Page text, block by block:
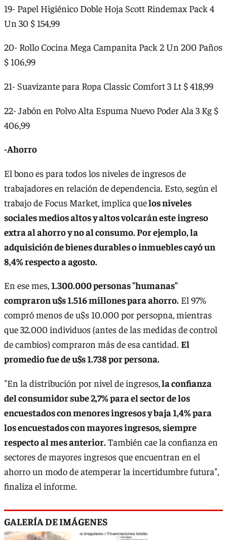
19- Papel Higiénico Doble Hoja Scott Rindemax Pack 4
Un 30 $ 154,99
20- Rollo Cocina Mega Campanita Pack 2 Un 200 Paños
$ 106,99
21- Suavizante para Ropa Classic Comfort 3 Lt $ 418,99
22- Jabón en Polvo Alta Espuma Nuevo Poder Ala 3 Kg $
406,99
-Ahorro
El bono es para todos los niveles de ingresos de
trabajadores en relación de dependencia. Esto, según el
trabajo de Focus Market, implica quelos niveles
sociales medios altos y altos volcarán este ingreso
extra al ahorro y no al consumo. Por ejemplo, la
adquisición de bienes durables o inmuebles cayó un
8,4% respecto a agosto.
En ese mes,1.300.000 personas "humanas"
compraron u$s 1.516 millones para ahorro. El 97%
compró menos de u$s 10.000 por persopna, mientras
que 32.000 individuos (antes de las medidas de control
de cambios) compraron más de esa cantidad. El
promedio fue de u$s 1.738 por persona.
"En la distribución por nivel de ingresos,la confianza
del consumidor sube 2,7% para el sector de los
encuestados con menores ingresos y baja 1,4% para
los encuestados con mayores ingresos, siempre
respecto al mes anterior.También cae la confianza en
sectores de mayores ingresos que encuentran en el
ahorro un modo de atemperar la incertidumbre futura",
finaliza el informe.
GALERÍA DE IMÁGENES